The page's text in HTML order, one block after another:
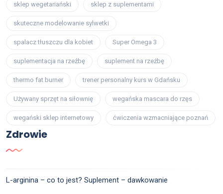
sklep wegetariański sklep z suplementami
skuteczne modelowanie sylwetki
spalacz tłuszczu dla kobiet Super Omega 3
suplementacja na rzeźbę suplement na rzeźbę
thermo fat burner trener personalny kurs w Gdańsku
Używany sprzęt na siłownię wegańska mascara do rzęs
wegański sklep internetowy ćwiczenia wzmacniające poznań
Zdrowie
L-arginina – co to jest? Suplement – dawkowanie